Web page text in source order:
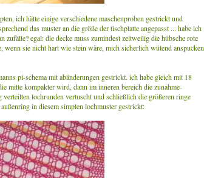
ich hätte einige verschiedene maschenproben gestrickt und
das muster an die größe der tischplatte angepasst ... habe ich
zufälle? egal: die decke muss zumindest zeitweilig die hübsche rote
wenn sie nicht hart wie stein wäre, mich sicherlich wütend anspucken
pi-schema mit abänderungen gestrickt. ich habe gleich mit 18
mitte kompakter wird, dann im inneren bereich die zunahme-
lochrunden vertuscht und schließlich die größeren ringe
in diesem simplen lochmuster gestrickt: